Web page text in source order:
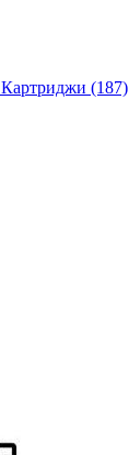
Картриджи (187)